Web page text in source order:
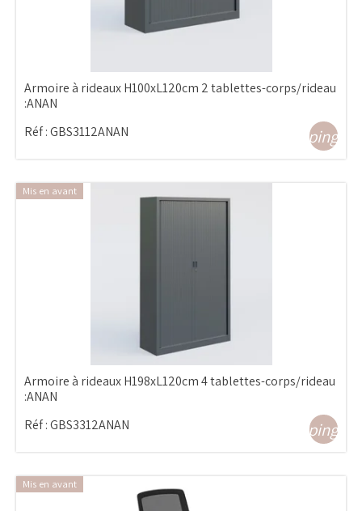
Armoire à rideaux H100xL120cm 2 tablettes-corps/rideau
:ANAN
Réf :GBS3112ANAN
Mis en avant
Armoire à rideaux H198xL120cm 4 tablettes-corps/rideau
:ANAN
Réf :GBS3312ANAN
Mis en avant